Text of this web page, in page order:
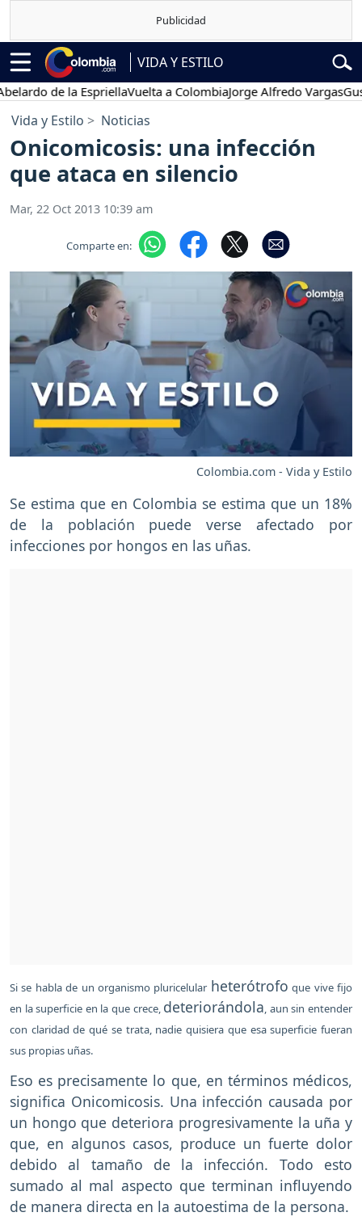
VIDA Y ESTILO
de la EspriellaVuelta a ColombiaJorge Alfredo VargasGustavo
Vida y Estilo Noticias
Onicomicosis: una infección
que ataca en silencio
Mar, 22 Oct 2013 10:39 am
Comparte en:
Colombia.com - Vida y Estilo
Se estima que en Colombia se estima que un 18%
de la población puede verse afectado por
infecciones por hongos en las uñas.
Si se habla de un organismo pluricelular heterótrofo que vive fijo
en la superficie en la que crece, deteriorándola, aun sin entender
con claridad de qué se trata, nadie quisiera que esa superficie fueran
sus propias uñas.
Eso es precisamente lo que, en términos médicos,
significa Onicomicosis. Una infección causada por
un hongo que deteriora progresivamente la uña y
que, en algunos casos, produce un fuerte dolor
debido al tamaño de la infección. Todo esto
sumado al mal aspecto que terminan influyendo
de manera directa en la autoestima de la persona.